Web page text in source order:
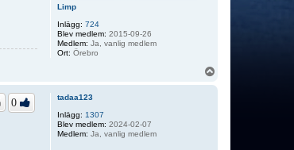
Limp
Inlägg: 724
Blev medlem: 2015-09-26
Medlem: Ja, vanlig medlem
Ort: Örebro
tadaa123
Inlägg: 1307
Blev medlem: 2024-02-07
Medlem: Ja, vanlig medlem
0